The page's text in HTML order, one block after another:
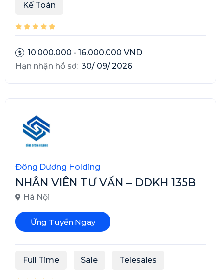
Kế Toán
10.000.000 - 16.000.000 VND
Hạn nhận hồ sơ: 30/ 09/ 2026
Đông Dương Holding
NHÂN VIÊN TƯ VẤN – DDKH 135B
Hà Nội
Ứng Tuyển Ngay
Full Time Sale Telesales